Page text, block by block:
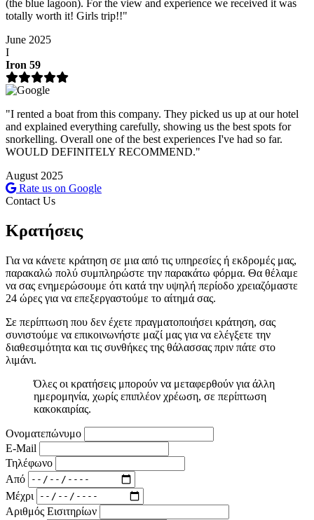
(the blue lagoon). For the view and experience we received it was
totally worth it! Girls trip!!"
June 2025
I
Iron 59
"I rented a boat from this company. They picked us up at our hotel
and explained everything carefully, showing us the best spots for
snorkelling. Overall one of the best experiences I've had so far.
WOULD DEFINITELY RECOMMEND."
August 2025
Rate us on Google
Contact Us
Κρατήσεις
Για να κάνετε κράτηση σε μια από τις υπηρεσίες ή εκδρομές μας,
παρακαλώ πολύ συμπληρώστε την παρακάτω φόρμα. Θα θέλαμε
να σας ενημερώσουμε ότι κατά την υψηλή περίοδο χρειαζόμαστε
24 ώρες για να επεξεργαστούμε το αίτημά σας.
Σε περίπτωση που δεν έχετε πραγματοποιήσει κράτηση, σας
συνιστούμε να επικοινωνήστε μαζί μας για να ελέγξετε την
διαθεσιμότητα και τις συνθήκες της θάλασσας πριν πάτε στο
λιμάνι.
Όλες οι κρατήσεις μπορούν να μεταφερθούν για άλλη
ημερομηνία, χωρίς επιπλέον χρέωση, σε περίπτωση
κακοκαιρίας.
Ονοματεπώνυμο
E-Mail
Τηλέφωνο
Από
Μέχρι
Αριθμός Εισιτηρίων